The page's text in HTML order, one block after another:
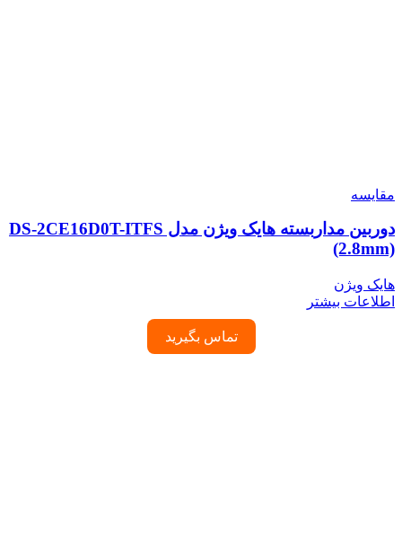
مقایسه
دوربین مداربسته هایک ویژن مدل DS-2CE16D0T-ITFS
(2.8mm)
هایک ویژن
اطلاعات بیشتر
تماس بگیرید